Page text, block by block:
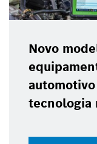
Novo
tecnologia